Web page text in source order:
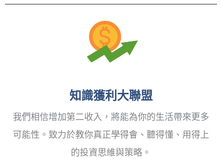
知識獲利大聯盟
我們相信增加第二收入，將能為你的生活帶來更多
可能性。致力於教你真正學得會、聽得懂、用得上
的投資思維與策略。